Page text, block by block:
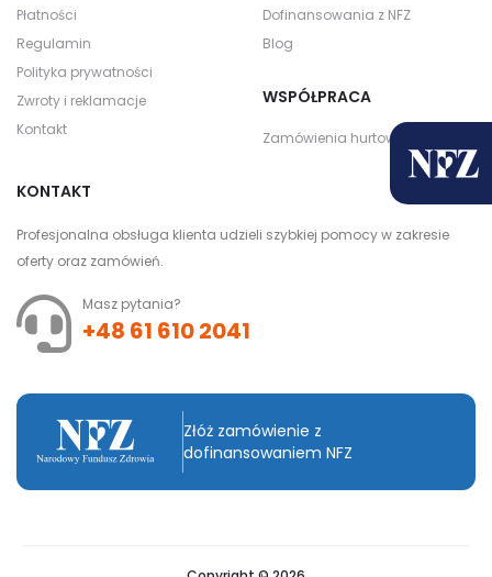
Płatności
Regulamin
Polityka prywatności
Zwroty i reklamacje
Kontakt
Dofinansowania z NFZ
Blog
WSPÓŁPRACA
Zamówienia hurtowe
KONTAKT
Profesjonalna obsługa klienta udzieli szybkiej pomocy w zakresie
oferty oraz zamówień.
Masz pytania?
+48 61 610 2041
Złóż zamówienie z
dofinansowaniem NFZ